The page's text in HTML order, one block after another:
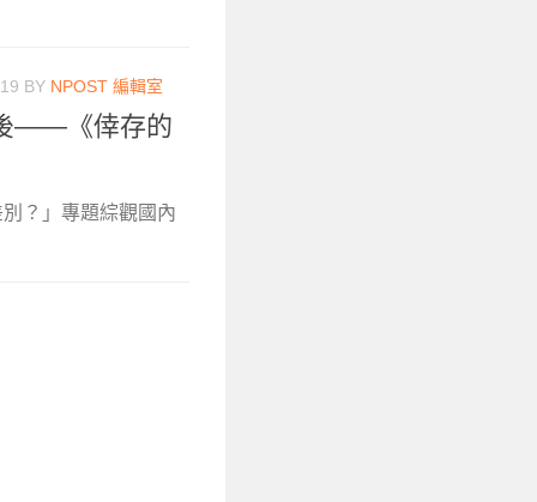
BY NPOST 編輯室
——《倖存的
？」專題綜觀國內